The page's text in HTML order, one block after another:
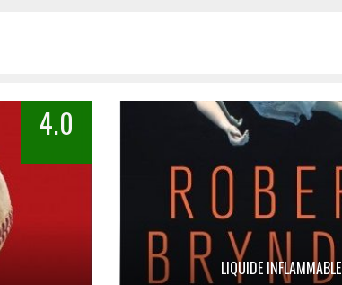
4.0
LIQUIDE INFLAMMABLE